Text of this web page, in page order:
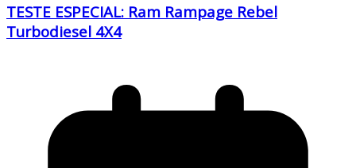
TESTE ESPECIAL: Ram Rampage Rebel
Turbodiesel 4X4